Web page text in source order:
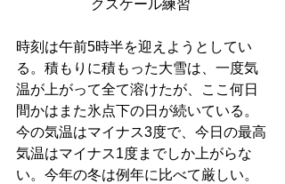
クスケール練習
時刻は午前5時半を迎えようとしてい
る。積もりに積もった大雪は、一度気
温が上がって全て溶けたが、ここ何日
間かはまた氷点下の日が続いている。
今の気温はマイナス3度で、今日の最高
気温はマイナス1度までしか上がらな
い。今年の冬は例年に比べて厳しい。